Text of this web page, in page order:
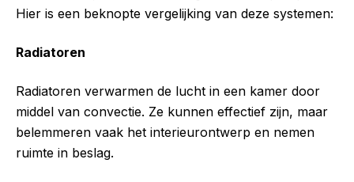
Hier is een beknopte vergelijking van deze systemen:
Radiatoren
Radiatoren verwarmen de lucht in een kamer door
middel van convectie. Ze kunnen effectief zijn, maar
belemmeren vaak het interieurontwerp en nemen
ruimte in beslag.